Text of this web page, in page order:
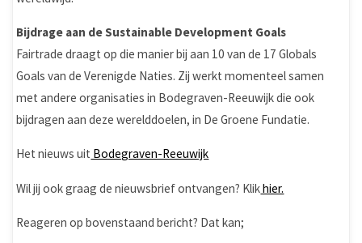
Bijdrage aan de Sustainable Development Goals
Fairtrade draagt op die manier bij aan 10 van de 17 Globals
Goals van de Verenigde Naties. Zij werkt momenteel samen
met andere organisaties in Bodegraven-Reeuwijk die ook
bijdragen aan deze werelddoelen, in De Groene Fundatie.
Het nieuws uit Bodegraven-Reeuwijk
Wil jij ook graag de nieuwsbrief ontvangen? Klikhier.
Reageren op bovenstaand bericht? Dat kan;